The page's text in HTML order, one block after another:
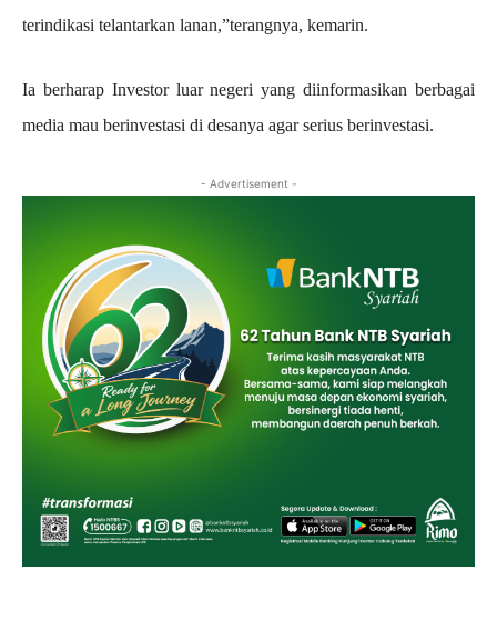
terindikasi telantarkan lanan,”terangnya, kemarin.
Ia berharap Investor luar negeri yang diinformasikan berbagai
media mau berinvestasi di desanya agar serius berinvestasi.
- Advertisement -